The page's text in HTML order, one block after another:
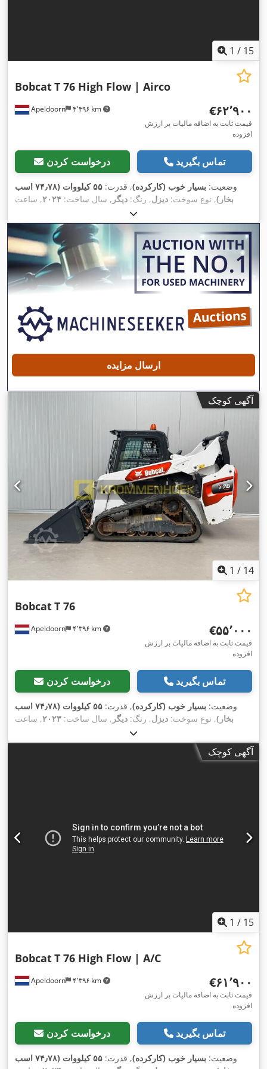
1 / 15
Apeldoorn ۴٬۳۹۶ km
BobcatT 76 High Flow | Airco
‎€۶۲٬۹۰۰
قیمت ثابت به اضافه مالیات بر ارزش
افزوده
درخواست کردن تماس بگیرید
وضعیت: بسیار خوب (کارکرده), قدرت:
۵۵ کیلووات (۷۴٫۷۸ اسب
بخار), نوع سوخت: دیزل, رنگ: دیگر , سال ساخت: ۲۰۲۴, ساعت
, تجهیزات:
ارسال مزایده
آگهی کوچک
1 / 14
Apeldoorn ۴٬۳۹۶ km
BobcatT 76
‎€۵۵٬۰۰۰
قیمت ثابت به اضافه مالیات بر ارزش
افزوده
درخواست کردن تماس بگیرید
وضعیت: بسیار خوب (کارکرده), قدرت:
۵۵ کیلووات (۷۴٫۷۸ اسب
بخار), نوع سوخت: دیزل, رنگ: دیگر , سال ساخت: ۲۰۲۳, ساعت
, تجهیزات:
آگهی کوچک
1 / 15
Apeldoorn ۴٬۳۹۶ km
BobcatT 76 High Flow | A/C
‎€۶۱٬۹۰۰
قیمت ثابت به اضافه مالیات بر ارزش
افزوده
درخواست کردن تماس بگیرید
وضعیت: بسیار خوب (کارکرده), قدرت:
۵۵ کیلووات (۷۴٫۷۸ اسب